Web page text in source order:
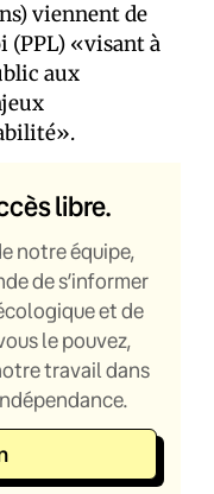
viennent de
(PPL) «visant à
aux
libre.
notre équipe,
de s’informer
et de
le pouvez,
travail dans